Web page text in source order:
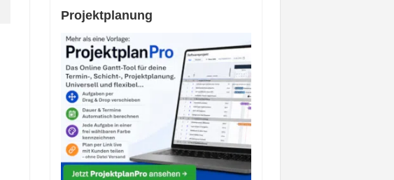
Projektplanung